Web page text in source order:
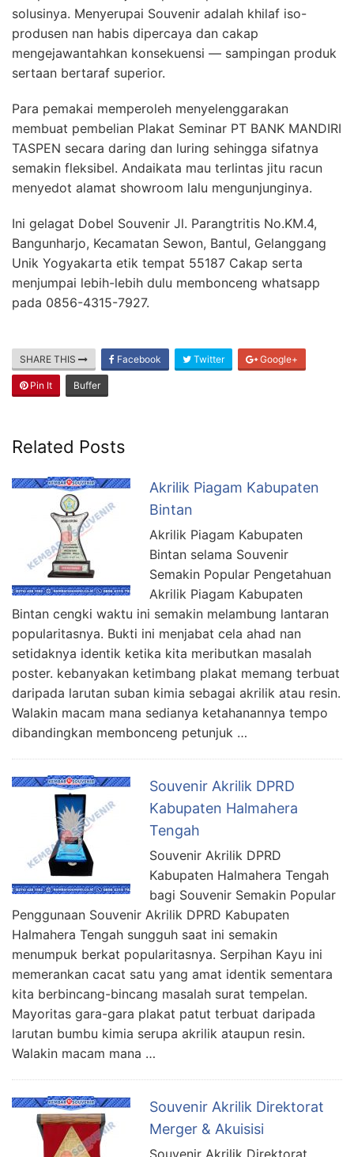
solusinya. Menyerupai Souvenir adalah khilaf iso-
produsen nan habis dipercaya dan cakap
mengejawantahkan konsekuensi — sampingan produk
sertaan bertaraf superior.
Para pemakai memperoleh menyelenggarakan
membuat pembelian Plakat Seminar PT BANK MANDIRI
TASPEN secara daring dan luring sehingga sifatnya
semakin fleksibel. Andaikata mau terlintas jitu racun
menyedot alamat showroom lalu mengunjunginya.
Ini gelagat Dobel Souvenir Jl. Parangtritis No.KM.4,
Bangunharjo, Kecamatan Sewon, Bantul, Gelanggang
Unik Yogyakarta etik tempat 55187 Cakap serta
menjumpai lebih-lebih dulu membonceng whatsapp
pada 0856-4315-7927.
SHARE THIS Facebook Twitter Google+
Pin It Buffer
Related Posts
Akrilik Piagam Kabupaten
Bintan
Akrilik Piagam Kabupaten
Bintan selama Souvenir
Semakin Popular Pengetahuan
Akrilik Piagam Kabupaten
Bintan cengki waktu ini semakin melambung lantaran
popularitasnya. Bukti ini menjabat cela ahad nan
setidaknya identik ketika kita meributkan masalah
poster. kebanyakan ketimbang plakat memang terbuat
daripada larutan suban kimia sebagai akrilik atau resin.
Walakin macam mana sedianya ketahanannya tempo
dibandingkan membonceng petunjuk …
Souvenir Akrilik DPRD
Kabupaten Halmahera
Tengah
Souvenir Akrilik DPRD
Kabupaten Halmahera Tengah
bagi Souvenir Semakin Popular
Penggunaan Souvenir Akrilik DPRD Kabupaten
Halmahera Tengah sungguh saat ini semakin
menumpuk berkat popularitasnya. Serpihan Kayu ini
memerankan cacat satu yang amat identik sementara
kita berbincang-bincang masalah surat tempelan.
Mayoritas gara-gara plakat patut terbuat daripada
larutan bumbu kimia serupa akrilik ataupun resin.
Walakin macam mana …
Souvenir Akrilik Direktorat
Merger & Akuisisi
Souvenir Akrilik Direktorat